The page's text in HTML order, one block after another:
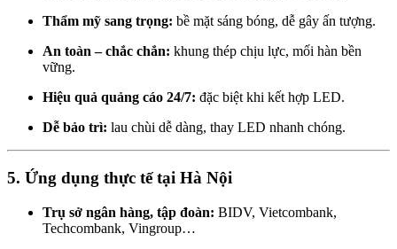
Thẩm mỹ sang trọng: bề mặt sáng bóng, dễ gây ấn tượng.
An toàn – chắc chắn: khung thép chịu lực, mối hàn bền
vững.
Hiệu quả quảng cáo 24/7: đặc biệt khi kết hợp LED.
Dễ bảo trì: lau chùi dễ dàng, thay LED nhanh chóng.
5. Ứng dụng thực tế tại Hà Nội
Trụ sở ngân hàng, tập đoàn: BIDV, Vietcombank,
Techcombank, Vingroup…